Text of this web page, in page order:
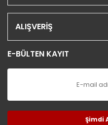
ALIŞVERİŞ
E-BÜLTEN KAYIT
Şimdi